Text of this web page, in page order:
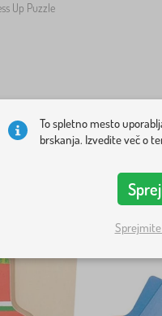
Up Puzzle
To spletno mesto
brskanja. Izvedite več o